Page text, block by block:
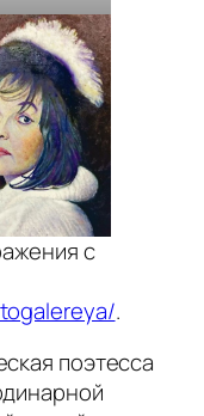
с
.
поэтесса